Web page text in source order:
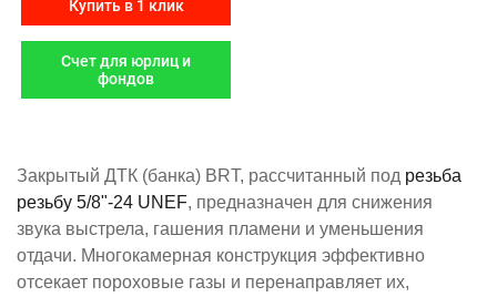
Купить в 1 клик
Счет для юрлиц и
фондов
Закрытый ДТК (банка) BRT, рассчитанный под резьба ​
резьбу 5/8"-24 UNEF​, предназначен для снижения
звука выстрела, гашения пламени и уменьшения
отдачи. Многокамерная конструкция эффективно
отсекает пороховые газы и перенаправляет их,